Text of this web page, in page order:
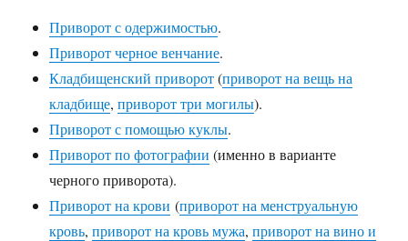
Приворот с одержимостью.
Приворот черное венчание.
Кладбищенский приворот(приворот на вещь на
кладбище,приворот три могилы).
Приворот с помощью куклы.
Приворот по фотографии (именно в варианте
черного приворота).
Приворот на крови (приворот на менструальную
кровь,приворот на кровь мужа,приворот на вино и